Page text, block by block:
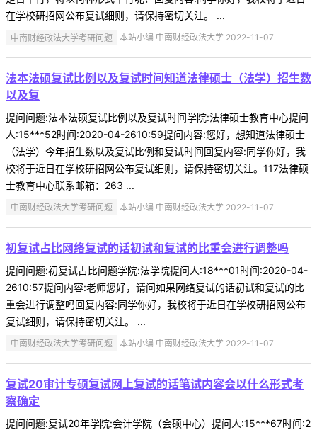
在学校研招网公布复试细则，请保持密切关注。 ...
中南财经政法大学考研问题 本站小编 中南财经政法大学 2022-11-07
法本法硕复试比例以及复试时间知道法律硕士（法学）招生数
以及复
提问问题:法本法硕复试比例以及复试时间学院:法律硕士教育中心提问
人:15***52时间:2020-04-2610:59提问内容:您好，想知道法律硕士
（法学）今年招生数以及复试比例和复试时间回复内容:同学你好，我
校将于近日在学校研招网公布复试细则，请保持密切关注。117法律硕
士教育中心联系邮箱：263 ...
中南财经政法大学考研问题 本站小编 中南财经政法大学 2022-11-07
初复试占比网络复试的话初试和复试的比重会进行调整吗
提问问题:初复试占比问题学院:法学院提问人:18***01时间:2020-04-
2610:57提问内容:老师您好，请问如果网络复试的话初试和复试的比
重会进行调整吗回复内容:同学你好，我校将于近日在学校研招网公布
复试细则，请保持密切关注。 ...
中南财经政法大学考研问题 本站小编 中南财经政法大学 2022-11-07
复试20审计专硕复试网上复试的话笔试内容会以什么形式考
察确定
提问问题:复试20年学院:会计学院（会硕中心）提问人:15***67时间:2